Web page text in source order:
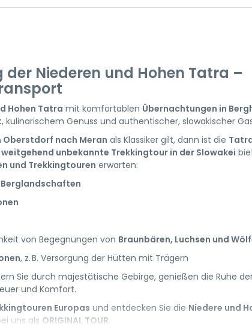
Niederen und Hohen Tatra –
Hohen Tatra mit komfortablen Übernachtungen in
, kulinarischem Genuss und authentischer, slowakischer
Oberstdorf nach Meran als Klassiker gilt, dann ist die
unbekannte Trekkingtour in der Slowakei
und Trekkingtouren erwarten:
von Begegnungen von Braunbären, Luchsen und
, z. B. Versorgung der Hütten mit Trägern
Sie durch majestätische Gebirge, genießen die Ruhe
und Komfort.
Europas und entdecken Sie die Niedere und
uns als ORIGINAL TOUR